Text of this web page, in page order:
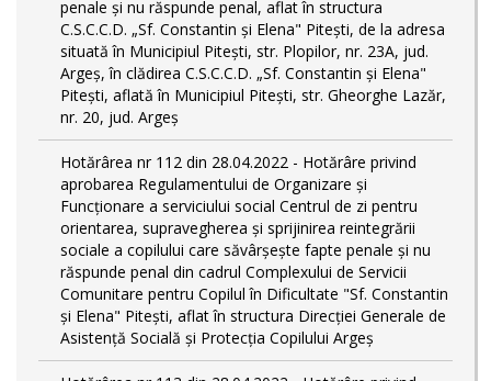
penale şi nu răspunde penal, aflat în structura
C.S.C.C.D. „Sf. Constantin și Elena" Pitești, de la adresa
situată în Municipiul Pitești, str. Plopilor, nr. 23A, jud.
Argeș, în clădirea C.S.C.C.D. „Sf. Constantin și Elena"
Pitești, aflată în Municipiul Pitești, str. Gheorghe Lazăr,
nr. 20, jud. Argeș
Hotărârea nr 112 din 28.04.2022 - Hotărâre privind
aprobarea Regulamentului de Organizare și
Funcționare a serviciului social Centrul de zi pentru
orientarea, supravegherea şi sprijinirea reintegrării
sociale a copilului care săvârşeşte fapte penale şi nu
răspunde penal din cadrul Complexului de Servicii
Comunitare pentru Copilul în Dificultate "Sf. Constantin
și Elena" Pitești, aflat în structura Direcției Generale de
Asistență Socială și Protecția Copilului Argeș